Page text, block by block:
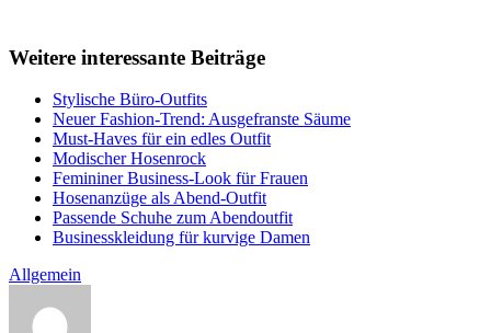
Weitere interessante Beiträge
Stylische Büro-Outfits
Neuer Fashion-Trend: Ausgefranste Säume
Must-Haves für ein edles Outfit
Modischer Hosenrock
Femininer Business-Look für Frauen
Hosenanzüge als Abend-Outfit
Passende Schuhe zum Abendoutfit
Businesskleidung für kurvige Damen
Allgemein